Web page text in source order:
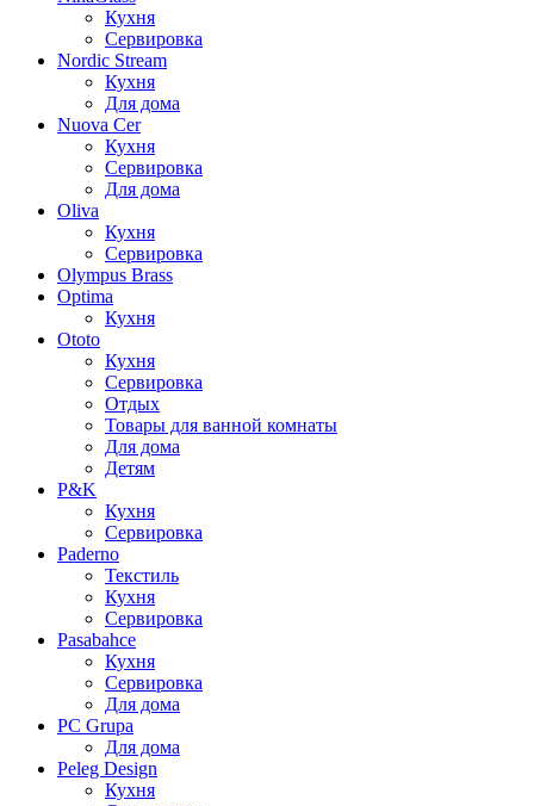
Кухня
Сервировка
Nordic Stream
Кухня
Для дома
Nuova Cer
Кухня
Сервировка
Для дома
Oliva
Кухня
Сервировка
Olympus Brass
Optima
Кухня
Ototo
Кухня
Сервировка
Отдых
Товары для ванной комнаты
Для дома
Детям
P&K
Кухня
Сервировка
Paderno
Текстиль
Кухня
Сервировка
Pasabahce
Кухня
Сервировка
Для дома
PC Grupa
Для дома
Peleg Design
Кухня